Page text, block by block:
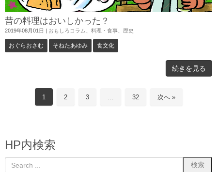
昔の料理はおいしかった？
2019年08月01日 おもしろコラム 料理・食事 歴史
おぐらおさむ そねたあゆみ 食文化
続きを見る
1 2 3 … 32 次へ »
HP内検索